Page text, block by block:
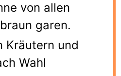
von allen
garen.
Kräutern und
Wahl